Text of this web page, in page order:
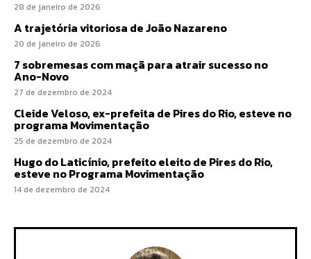
28 de janeiro de 2026
A trajetória vitoriosa de João Nazareno
20 de janeiro de 2026
7 sobremesas com maçã para atrair sucesso no
Ano-Novo
27 de dezembro de 2024
Cleide Veloso, ex-prefeita de Pires do Rio, esteve no
programa Movimentação
25 de dezembro de 2024
Hugo do Laticínio, prefeito eleito de Pires do Rio,
esteve no Programa Movimentação
14 de dezembro de 2024